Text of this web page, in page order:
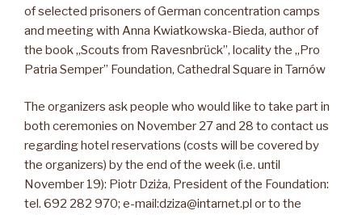
of selected prisoners of German concentration camps
and meeting with Anna Kwiatkowska-Bieda, author of
the book „Scouts from Ravesnbrück”, locality the „Pro
Patria Semper” Foundation, Cathedral Square in Tarnów
The organizers ask people who would like to take part in
both ceremonies on November 27 and 28 to contact us
regarding hotel reservations (costs will be covered by
the organizers) by the end of the week (i.e. until
November 19): Piotr Dziża, President of the Foundation:
tel. 692 282 970; e-mail:dziza@intarnet.pl or to the